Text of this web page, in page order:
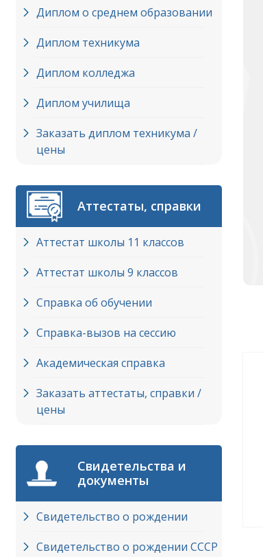
Диплом о среднем образовании
Диплом техникума
Диплом колледжа
Диплом училища
Заказать диплом техникума /
цены
Аттестаты, справки
Аттестат школы 11 классов
Аттестат школы 9 классов
Справка об обучении
Справка-вызов на сессию
Академическая справка
Заказать аттестаты, справки /
цены
Свидетельства и
документы
Свидетельство о рождении
Свидетельство о рождении СССР